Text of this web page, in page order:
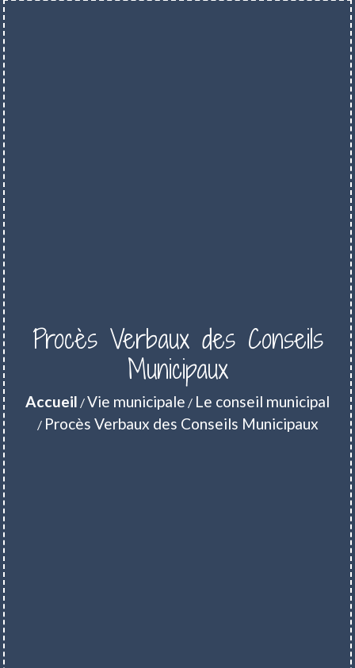
Procès Verbaux des Conseils
Municipaux
Accueil /Vie municipale / Le conseil municipal
/ Procès Verbaux des Conseils Municipaux